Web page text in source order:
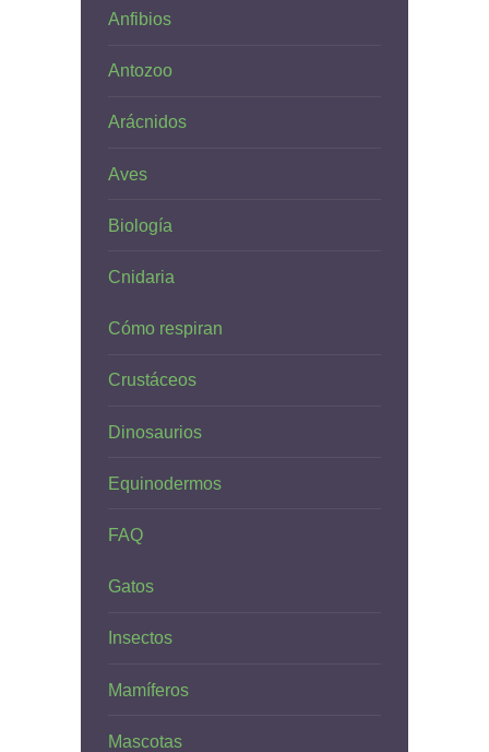
Anfibios
Antozoo
Arácnidos
Aves
Biología
Cnidaria
Cómo respiran
Crustáceos
Dinosaurios
Equinodermos
FAQ
Gatos
Insectos
Mamíferos
Mascotas